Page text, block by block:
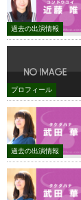
過去の出演情報
プロフィール
過去の出演情報